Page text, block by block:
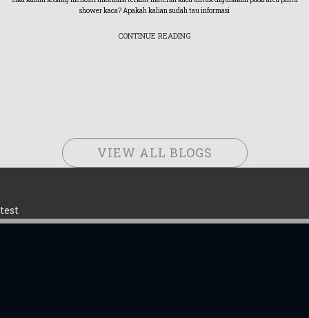
shower kaca? Apakah kalian sudah tau informasi
CONTINUE READING
VIEW ALL BLOGS
test